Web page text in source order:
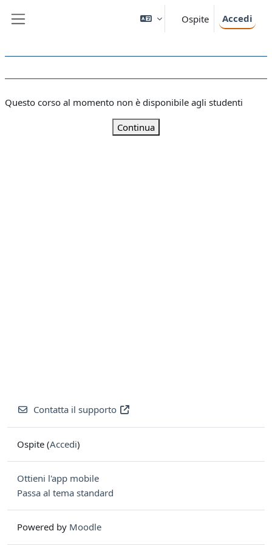
Ospite Accedi
Questo corso al momento non è disponibile agli studenti
Continua
Contatta il supporto
Ospite (Accedi)
Ottieni l'app mobile
Passa al tema standard
Powered by Moodle